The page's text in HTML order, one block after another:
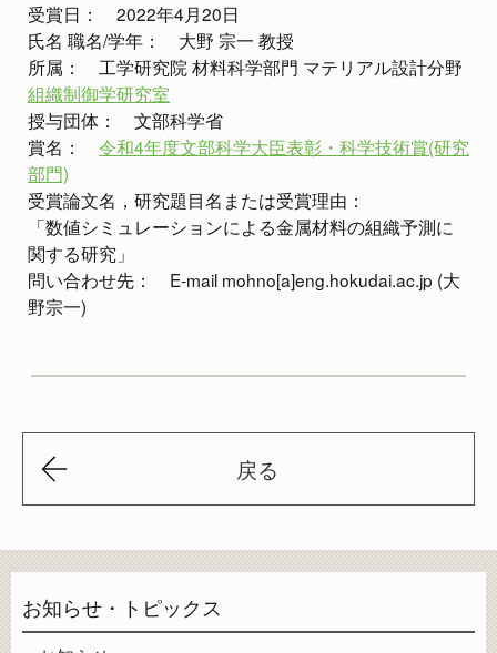
受賞日： 2022年4月20日
氏名 職名/学年： 大野 宗一 教授
所属： 工学研究院 材料科学部門 マテリアル設計分野
組織制御学研究室
授与団体： 文部科学省
賞名： 令和4年度文部科学大臣表彰・科学技術賞(研究
部門)
受賞論文名，研究題目名または受賞理由：
「数値シミュレーションによる金属材料の組織予測に
関する研究」
問い合わせ先： E-mail mohno[a]eng.hokudai.ac.jp (大
野宗一)
戻る
お知らせ・トピックス